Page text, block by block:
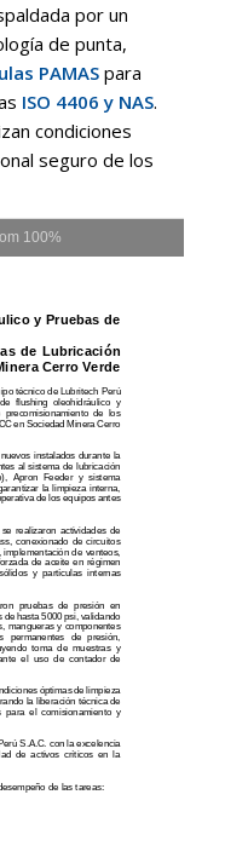
por un
de punta,
PAMASpara
ISO 4406 y NAS.
condiciones
seguro de los
100%